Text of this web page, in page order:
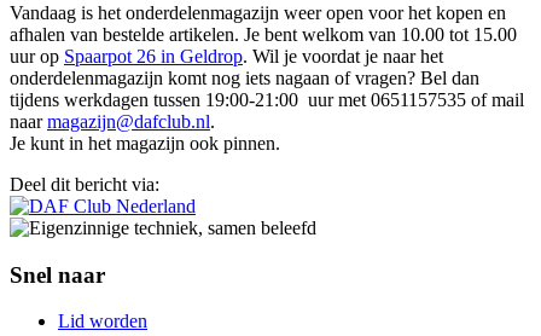
Vandaag is het onderdelenmagazijn weer open voor het kopen en
afhalen van bestelde artikelen. Je bent welkom van 10.00 tot 15.00
uur op Spaarpot 26 in Geldrop. Wil je voordat je naar het
onderdelenmagazijn komt nog iets nagaan of vragen? Bel dan
tijdens werkdagen tussen 19:00-21:00 uur met 0651157535 of mail
naarmagazijn@dafclub.nl.
Je kunt in het magazijn ook pinnen.
Deel dit bericht via:
Snel naar
Lid worden